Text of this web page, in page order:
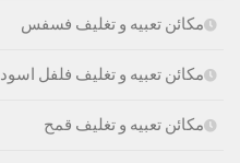
مكائن تعبيه و تغليف فسفس
مكائن تعبيه و تغليف فلفل اسود
مكائن تعبيه و تغليف قمح